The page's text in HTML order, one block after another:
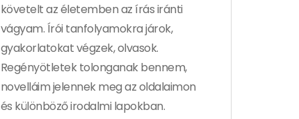
követelt az életemben az írás iránti
vágyam. Írói tanfolyamokra járok,
gyakorlatokat végzek, olvasok.
Regényötletek tolonganak bennem,
novelláim jelennek meg az oldalaimon
és különböző irodalmi lapokban.